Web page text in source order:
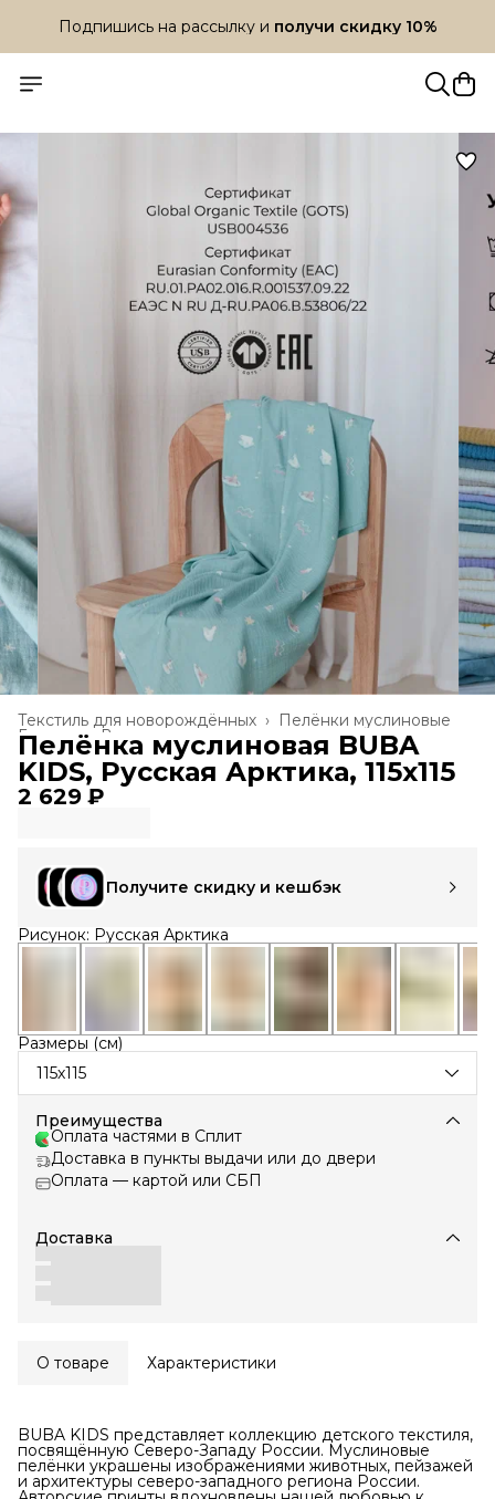
Подпишись на рассылку и получи скидку 10%
получи скидку 10%
Пелёнки муслиновые
Текстиль для новорождённых ›
Все товары ›
Главная ›
Пелёнка муслиновая BUBA
KIDS, Русская Арктика, 115х115
2 629 ₽
Получите скидку и кешбэк
Рисунок: Русская Арктика
Размеры (см)
115х115
Преимущества
Оплата частями в Сплит
Доставка в пункты выдачи или до двери
Оплата — картой или СБП
Доставка
О товаре Характеристики
BUBA KIDS представляет коллекцию детского текстиля,
посвящённую Северо-Западу России. Муслиновые
пелёнки украшены изображениями животных, пейзажей
и архитектуры северо-западного региона России.